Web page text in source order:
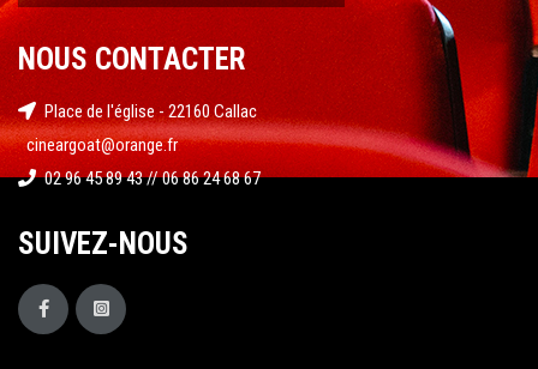
NOUS CONTACTER
Place de l'église - 22160 Callac
cineargoat@orange.fr
02 96 45 89 43 // 06 86 24 68 67
SUIVEZ-NOUS